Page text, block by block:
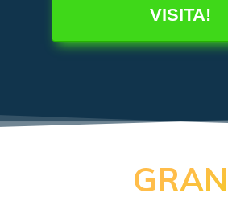
VISITA!
GRAN